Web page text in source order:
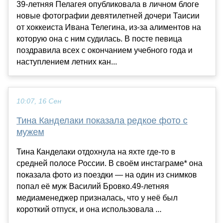
39-летняя Пелагея опубликовала в личном блоге
новые фотографии девятилетней дочери Таисии
от хоккеиста Ивана Телегина, из-за алиментов на
которую она с ним судилась. В посте певица
поздравила всех с окончанием учебного года и
наступлением летних кан...
10:07, 16 Сен
Тина Канделаки показала редкое фото с
мужем
Тина Канделаки отдохнула на яхте где-то в
средней полосе России. В своём инстаграме* она
показала фото из поездки — на один из снимков
попал её муж Василий Бровко.49-летняя
медиаменеджер призналась, что у неё был
короткий отпуск, и она использовала ...